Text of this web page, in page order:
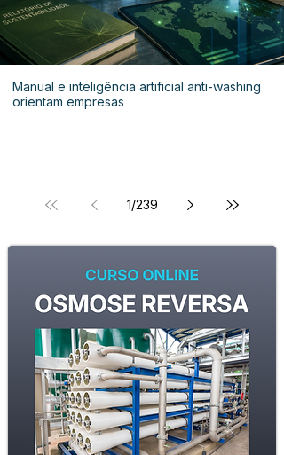
Manual e inteligência artificial anti-washing
orientam empresas
1/239